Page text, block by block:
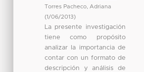
Torres Pacheco, Adriana
(1/06/2013)
La presente investigación
tiene como propósito
analizar la importancia de
contar con un formato de
descripción y análisis de